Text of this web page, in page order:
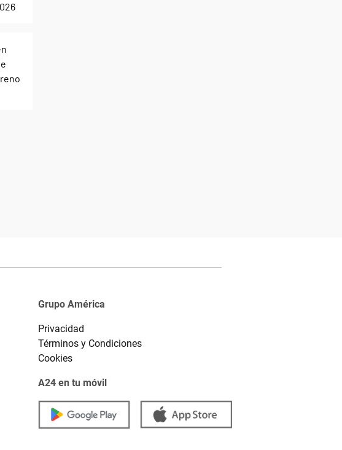
Grupo América
Privacidad
Términos y Condiciones
Cookies
A24 en tu móvil